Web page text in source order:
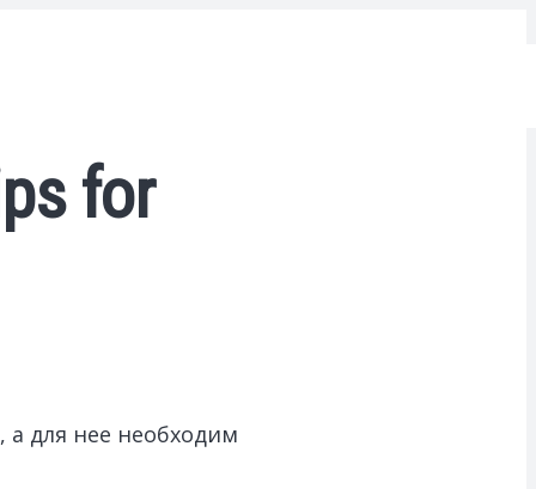
for
для нее необходим